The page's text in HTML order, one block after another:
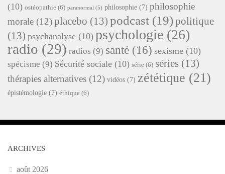
(10) ostéopathie (6) paranormal (5) philosophie (7) philosophie
morale (12)placebo (13) podcast (19)politique
(13) psychanalyse (10) psychologie (26)
radio (29) radios (9) santé (16) sexisme (10)
spécisme (9) Sécurité sociale (10) série (6) séries (13)
thérapies alternatives (12) vidéos (7) zététique (21)
épistémologie (7) éthique (6)
ARCHIVES
août 2026